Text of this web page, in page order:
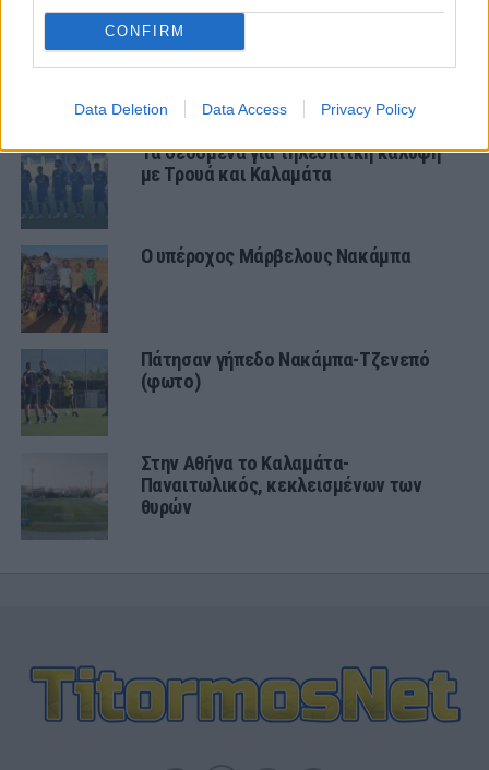
CONFIRM
Data Deletion Data Access Privacy Policy
Τα δεδομένα για τηλεοπτική κάλυψη
με Τρουά και Καλαμάτα
ΠΑΝΑΙΤΩΛΙΚΟΣ
Τα δεδομένα για τηλεοπτική κάλυψη
με Τρουά και Καλαμάτα
Ο υπέροχος Μάρβελους Νακάμπα
Πάτησαν γήπεδο Νακάμπα-Τζενεπό
(φωτο)
Στην Αθήνα το Καλαμάτα-
Παναιτωλικός, κεκλεισμένων των
θυρών